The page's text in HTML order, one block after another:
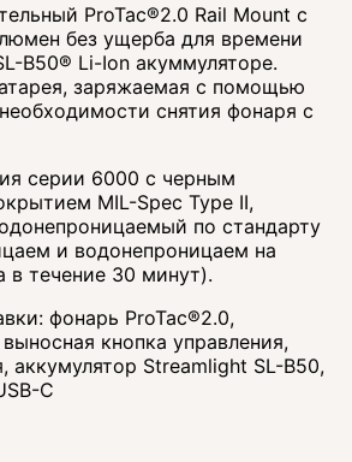
ProTac®2.0 Rail Mount с
без ущерба для времени
B50® Li-Ion акуммуляторе.
заряжаемая с помощью
снятия фонаря с
серии 6000 с черным
MIL-Spec Type II,
по стандарту
и водонепроницаем на
в течение 30 минут).
фонарь ProTac®2.0,
кнопка управления,
аккумулятор Streamlight SL-B50,
C